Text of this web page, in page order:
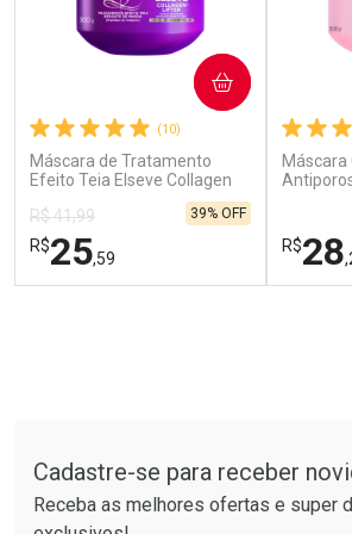
Ativar Desconto
Comprar sem Desconto
Por R$ 594,95/cada
Comprar sem Desconto
Por R$ 594,95/cada
(10)
Máscara de Tratamento
Efeito Teia Elseve Collagen
R$ 41,99
R$25,59
39% OFF
COMPRAR
Máscara
R$28
Cadastre-se para receber
Receba as melhores ofertas e super